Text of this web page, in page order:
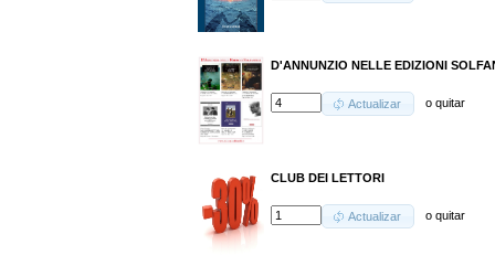
D'ANNUNZIO NELLE EDIZIONI
Actualizar oquitar
CLUB DEI LETTORI
Actualizar oquitar